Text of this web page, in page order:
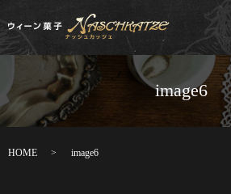
image6
HOME image6